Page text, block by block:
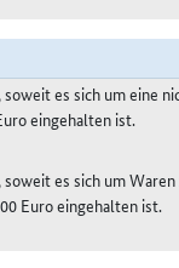
es sich um eine
eingehalten ist.
es sich um
Euro eingehalten ist.